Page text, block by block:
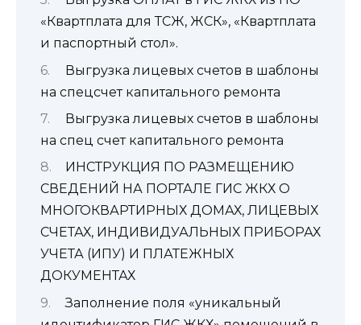
«Квартплата для ТСЖ, ЖСК», «Квартплата
и паспортный стол».
Выгрузка лицевых счетов в шаблоны
на спецсчет капитального ремонта
Выгрузка лицевых счетов в шаблоны
на спец счет капитального ремонта
ИНСТРУКЦИЯ ПО РАЗМЕЩЕНИЮ
СВЕДЕНИЙ НА ПОРТАЛЕ ГИС ЖКХ О
МНОГОКВАРТИРНЫХ ДОМАХ, ЛИЦЕВЫХ
СЧЕТАХ, ИНДИВИДУАЛЬНЫХ ПРИБОРАХ
УЧЕТА (ИПУ) И ПЛАТЕЖНЫХ
ДОКУМЕНТАХ
Заполнение поля «уникальный